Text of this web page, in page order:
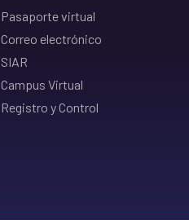
Pasaporte virtual
Correo electrónico
SIAR
Campus Virtual
Registro y Control